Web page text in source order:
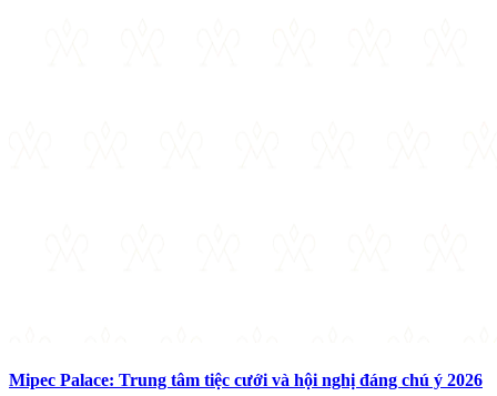
Mipec Palace: Trung tâm tiệc cưới và hội nghị đáng chú ý 2026